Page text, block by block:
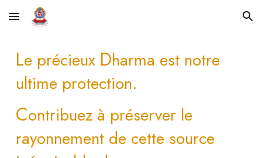
Skip to main content Skip to navigation
Le précieux Dharma est notre
ultime protection.
Contribuez à préserver le
rayonnement de cette source